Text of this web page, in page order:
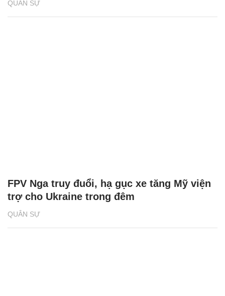
QUÂN SỰ
QUÂN SỰ
FPV Nga truy đuổi, hạ gục xe tăng Mỹ viện
trợ cho Ukraine trong đêm